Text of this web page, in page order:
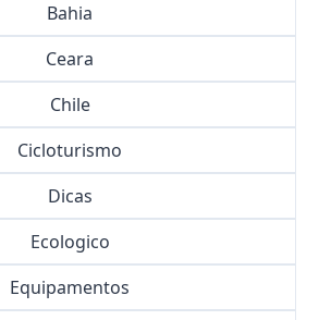
Bahia
Ceara
Chile
Cicloturismo
Dicas
Ecologico
Equipamentos